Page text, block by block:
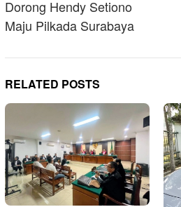
Dorong Hendy Setiono
Maju Pilkada Surabaya
RELATED POSTS